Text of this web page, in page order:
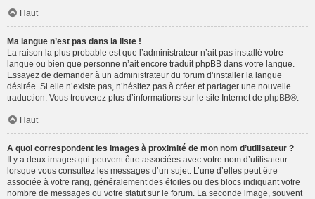
Haut
Ma langue n’est pas dans la liste !
La raison la plus probable est que l’administrateur n’ait pas installé votre
langue ou bien que personne n’ait encore traduit phpBB dans votre langue.
Essayez de demander à un administrateur du forum d’installer la langue
désirée. Si elle n’existe pas, n’hésitez pas à créer et partager une nouvelle
traduction. Vous trouverez plus d’informations sur le site Internet de phpBB®.
Haut
A quoi correspondent les images à proximité de mon nom d’utilisateur ?
Il y a deux images qui peuvent être associées avec votre nom d’utilisateur
lorsque vous consultez les messages d’un sujet. L’une d’elles peut être
associée à votre rang, généralement des étoiles ou des blocs indiquant votre
nombre de messages ou votre statut sur le forum. La seconde image, souvent